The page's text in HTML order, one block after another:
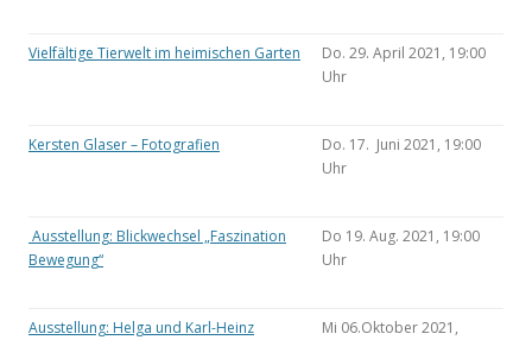
Vielfältige Tierwelt im heimischen Garten
Do. 29. April 2021, 19:00
Uhr
Kersten Glaser – Fotografien
Do. 17. Juni 2021, 19:00
Uhr
Ausstellung: Blickwechsel „Faszination
Bewegung“
Do 19. Aug. 2021, 19:00
Uhr
Ausstellung: Helga und Karl-Heinz
Mi 06.Oktober 2021,